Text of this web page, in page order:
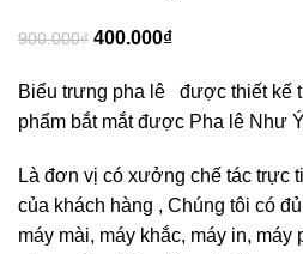
900.000₫ 400.000₫
Biểu trưng pha lê được thiết kế
phẩm bắt mắt được Pha lê Như Ý
Là đơn vị có xưởng chế tác trực
của khách hàng , Chúng tôi có
máy mài, máy khắc, máy in,